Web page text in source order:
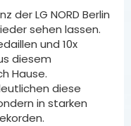
der LG NORD Berlin
sehen lassen.
und 10x
diesem
Hause.
diese
in starken